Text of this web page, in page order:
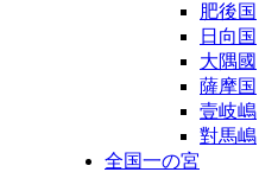
肥後国
日向国
大隅國
薩摩国
壹岐嶋
對馬嶋
全国一の宮